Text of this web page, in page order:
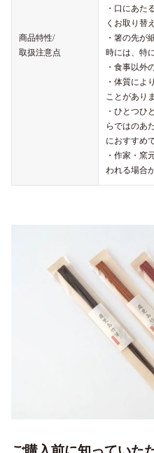
商品特性/
取扱注意点
・口にあた
くお取り替
・箸の先が
時には、特
・食事以外
・体質によ
ことがあり
・ひとつひ
らではのあ
におすすめ
・作家・窯
われる場合